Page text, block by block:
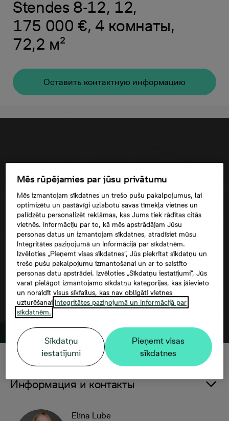
Stendes 8-12, 12,
175 000 €, 4 комнаты,
72,2 м²
Oставить контактную информацию
Согласие третьего лица
Информация и контакты
Elīna Lube
Mēs rūpējamies par jūsu privātumu
Mēs izmantojam sīkdatnes un trešo pušu pakalpojumus, lai
optimizētu un pastāvīgi uzlabotu savas tīmekļa vietnes un
palīdzētu personalizēt reklāmas, kas Jums tiek rādītas citās
vietnēs. Informāciju par to, kā mēs apstrādājam Jūsu
personas datus un izmantojam sīkdatnes, atradīsiet mūsu
Integritātes paziņojumā un Informācijā par sīkdatnēm.
Izvēloties „Pieņemt visas sīkdatnes”, Jūs piekrītat sīkdatņu un
trešo pušu pakalpojumu izmantošanai un ar to saistīto
personas datu apstrādei. Izvēloties „Sīkdatņu iestatījumi”, Jūs
varat pielāgot izmantojamo sīkdatņu kategorijas, kas jāievieto
un noraidīt visus sīkfailus, kas nav obligāti vietnes
uzturēšanai.Integritātes paziņojumā un Informācijā par
sīkdatnēm.
Sīkdatņu
iestatījumi
Pieņemt visas
sīkdatnes